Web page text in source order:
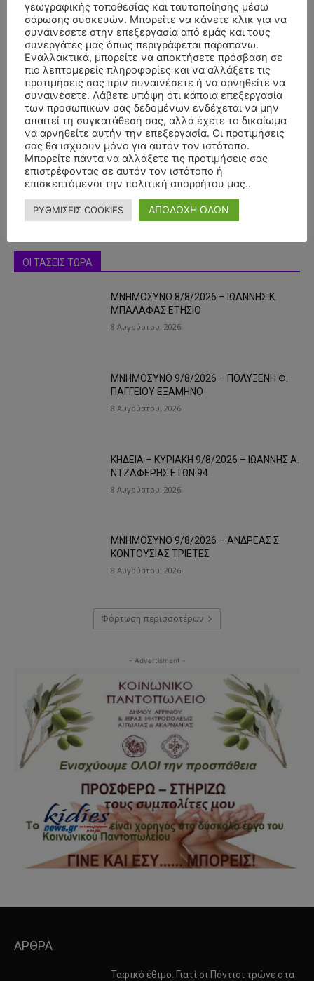
- Advertisment -
ΟΙ ΤΑΣΕΙΣ ΤΩΡΑ
ΜΝΗΜΟΣΥΝΟ 8/8/2026 – ΙΩΑΝΝΗΣ Κ.
ΜΠΑΛΑΦΑΣ ΕΤΗΣΙΟ
8 Αυγούστου, 2026
ΜΝΗΜΟΣΥΝΟ 9/8/2026 – ΠΟΛΥΞΕΝΗ Φ.
ΠΑΓΓΕΙΟΥ ΕΞΑΜΗΝΟ
8 Αυγούστου, 2026
ΚΗΔΕΙΑ – ΚΥΡΙΑΚΗ 9/8/2026 – ΙΩΑΝΝΗΣ Α.
ΝΤΖΑΦΕΡΗΣ ΕΤΩΝ 94
8 Αυγούστου, 2026
ΜΝΗΜΟΣΥΝΟ 9/8/2026 – ΑΝΔΡΕΑΣ Σ.
ΚΟΝΤΟΥΣΙΑΣ ΤΡΙΕΤΕΣ
8 Αυγούστου, 2026
Φόρτωση περισσοτέρων
- Advertisment -
ΑΡΘΡΑ
Ταφικό έθιμο: Γιατί οι Πόντιοι τρώνε στα
γεωγραφικής τοποθεσίας και ταυτοποίησης μέσω
σάρωσης συσκευών. Μπορείτε να κάνετε κλικ για να
συναινέσετε στην επεξεργασία από εμάς και τους
συνεργάτες μας όπως περιγράφεται παραπάνω.
Εναλλακτικά, μπορείτε να αποκτήσετε πρόσβαση σε
πιο λεπτομερείς πληροφορίες και να αλλάξετε τις
προτιμήσεις σας πριν συναινέσετε ή να αρνηθείτε να
συναινέσετε. Λάβετε υπόψη ότι κάποια επεξεργασία
των προσωπικών σας δεδομένων ενδέχεται να μην
απαιτεί τη συγκατάθεσή σας, αλλά έχετε το δικαίωμα
να αρνηθείτε αυτήν την επεξεργασία. Οι προτιμήσεις
σας θα ισχύουν μόνο για αυτόν τον ιστότοπο.
Μπορείτε πάντα να αλλάξετε τις προτιμήσεις σας
επιστρέφοντας σε αυτόν τον ιστότοπο ή
επισκεπτόμενοι την πολιτική απορρήτου μας..
ΡΥΘΜΙΣΕΙΣ COOKIES ΑΠΟΔΟΧΗ ΟΛΩΝ